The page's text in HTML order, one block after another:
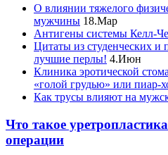
О влиянии тяжелого
мужчины 18.Мар
Антигены системы Келл-
Цитаты из студенческих и
лучшие перлы! 4.Июн
Клиника эротической
«голой грудью» или пиар-
Как трусы влияют на
Что такое
операции